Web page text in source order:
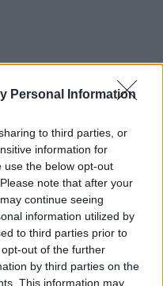
Personal Information
to third parties, or
information for
use the below opt-out
note that after your
continue seeing
information utilized by
to third parties prior to
out of the further
by third parties on the
This information may
un veicolo per informazioni
un dato che è emerso da
Seppur inferiore al dato
consente agli SMS di
di marketing
per l’invio di
destinate ai giovani.
indagine ci hanno
ai giovani, proprio perché si